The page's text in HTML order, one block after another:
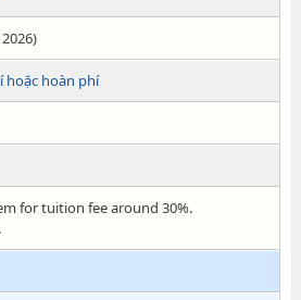
hoặc hoàn phí
for tuition fee around 30%.